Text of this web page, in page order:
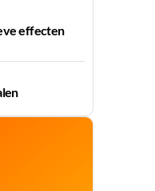
effecten